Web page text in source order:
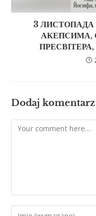
3
АКЕПСИМА,
Dodaj komentarz